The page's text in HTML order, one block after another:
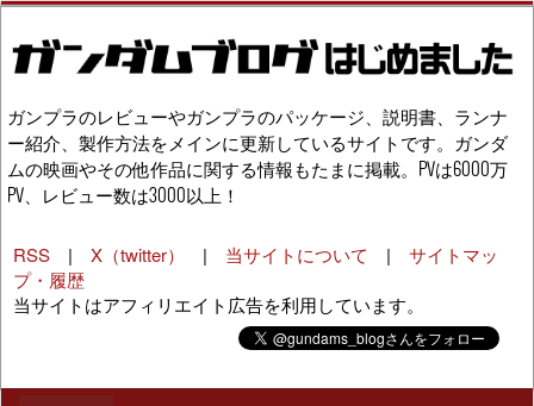
ガンプラのレビューやガンプラのパッケージ、説明書、ランナ
ー紹介、製作方法をメインに更新しているサイトです。ガンダ
ムの映画やその他作品に関する情報もたまに掲載。PVは6000万
PV、レビュー数は3000以上！
RSS | X（twitter） | 当サイトについて | サイトマッ
プ・履歴
当サイトはアフィリエイト広告を利用しています。